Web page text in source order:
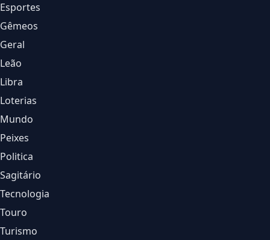
Esportes
Gêmeos
Geral
Leão
Libra
Loterias
Mundo
Peixes
Politica
Sagitário
Tecnologia
Touro
Turismo